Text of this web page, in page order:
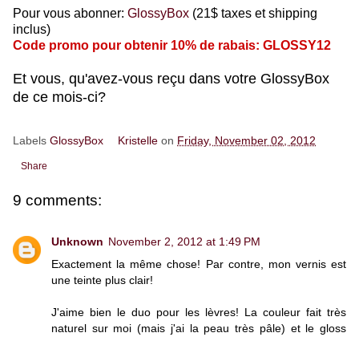
Pour vous abonner: GlossyBox (21$ taxes et shipping
inclus)
Code promo pour obtenir 10% de rabais: GLOSSY12
Et vous, qu'avez-vous reçu dans votre GlossyBox
de ce mois-ci?
Labels GlossyBox Kristelle on Friday, November 02, 2012
Share
9 comments:
Unknown November 2, 2012 at 1:49 PM
Exactement la même chose! Par contre, mon vernis est
une teinte plus clair!
J'aime bien le duo pour les lèvres! La couleur fait très
naturel sur moi (mais j'ai la peau très pâle) et le gloss